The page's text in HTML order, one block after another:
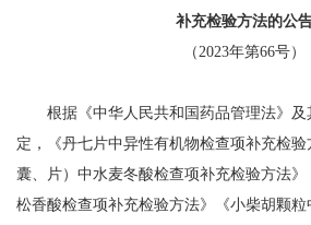
补充检验方法的公
（2023年第66号）
根据《中华人民共和国药品管理法》及
定，《丹七片中异性有机物检查项补充检
囊、片）中水麦冬酸检查项补充检验方法
松香酸检查项补充检验方法》《小柴胡颗